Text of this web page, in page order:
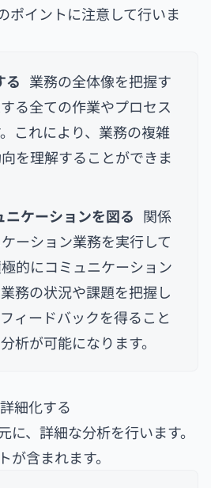
ポイントに注意して行いま
る 業務の全体像を把握す
る全ての作業やプロセス
これにより、業務の複雑
を理解することができま
ケーションを図る 関係
ーション業務を実行して
的にコミュニケーション
務の状況や課題を把握し
ィードバックを得ること
析が可能になります。
細化する
に、詳細な分析を行います。
が含まれます。